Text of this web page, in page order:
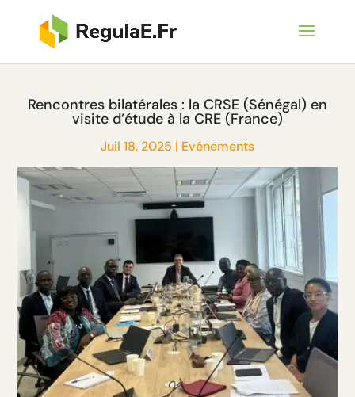
Rencontres bilatérales : la CRSE (Sénégal) en
visite d’étude à la CRE (France)
Juil 18, 2025 | Evénements